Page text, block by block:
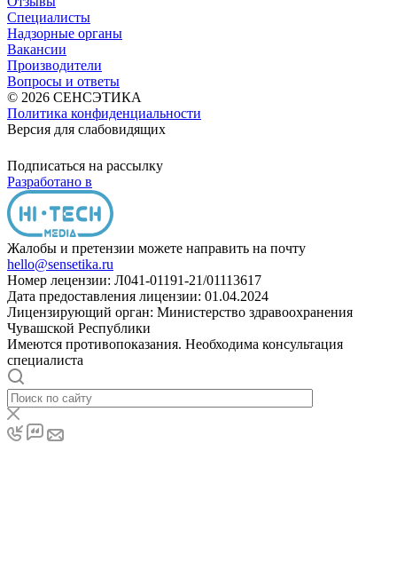
Специалисты
Надзорные органы
Вакансии
Производители
Вопросы и ответы
© 2026 СЕНСЭТИКА
Политика конфиденциальности
Версия для слабовидящих
Подписаться на рассылку
Разработано в
Жалобы и претензии можете направить на почту
hello@sensetika.ru
Номер лецензии: Л041-01191-21/01113617
Дата предоставления лицензии: 01.04.2024
Лицензирующий орган: Министерство здравоохранения
Чувашской Республики
Имеются противопоказания. Необходима консультация
специалиста